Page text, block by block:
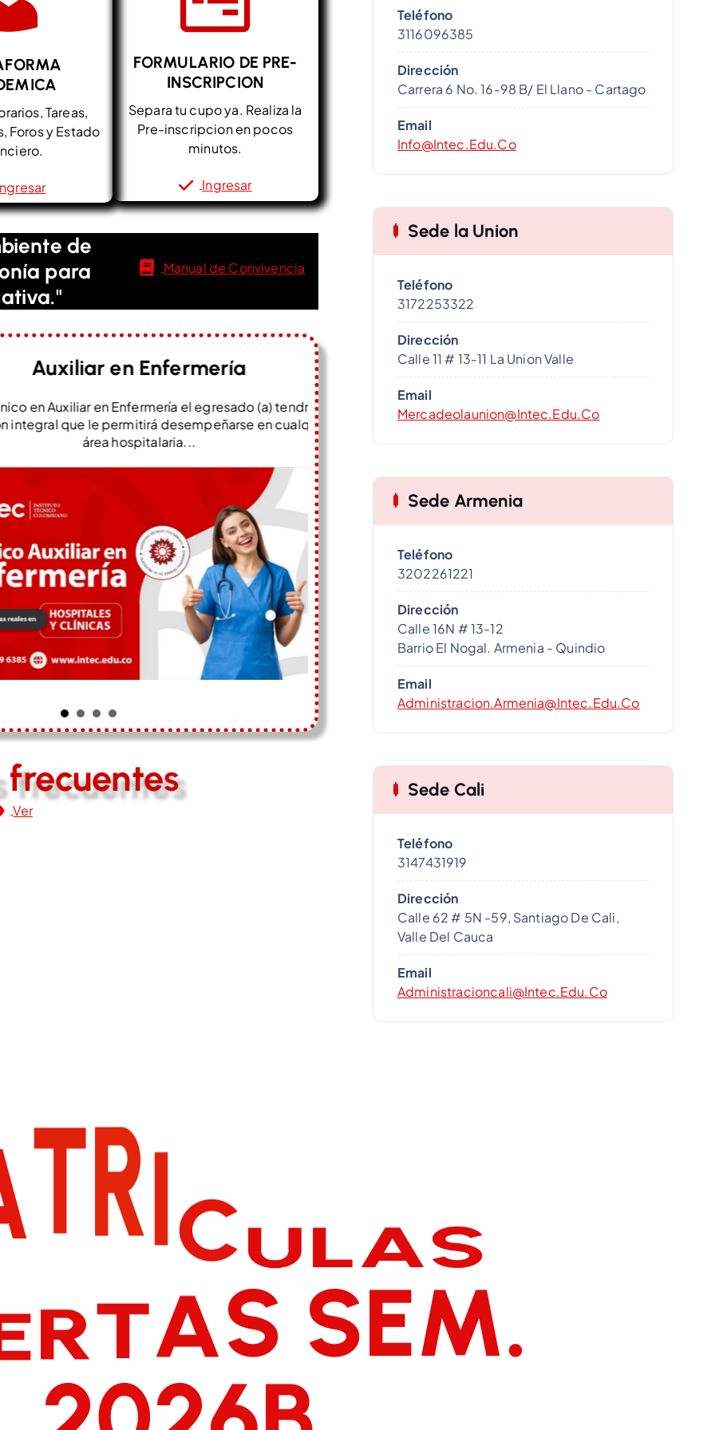
Tareas,
Foros y Estado
FORMULARIO DE PRE-
INSCRIPCION
Separa tu cupo ya. Realiza la
Pre-inscripcion en pocos
minutos.
Ingresar
de
para
Manual de Convivencia
en Enfermería
en Enfermería el egresado (a) tendrá una
que le permitirá desempeñarse en cualquier
área hospitalaria...
Mecánica Automotriz
Técnico en Mecánica Automotriz
del INTEC, está en
de realizar mantenimiento preventivo, predictivo...
frecuentes
Ver
d
o
Teléfono
3116096385
Dirección
Carrera 6 No. 16-98 B/ El Llano - Cartago
Email
Info@intec.edu.co
Sede la Union
Teléfono
3172253322
Dirección
Calle 11 # 13-11 La Union Valle
Email
Mercadeolaunion@intec.edu.co
Sede Armenia
Teléfono
3202261221
Dirección
Calle 16N # 13-12
Barrio El Nogal. Armenia - Quindio
Email
Administracion.armenia@intec.edu.co
Sede Cali
Teléfono
3147431919
Dirección
Calle 62 # 5N -59, Santiago De Cali,
Valle Del Cauca
Email
Administracioncali@intec.edu.co
T RICULAS
RTAS SEM.